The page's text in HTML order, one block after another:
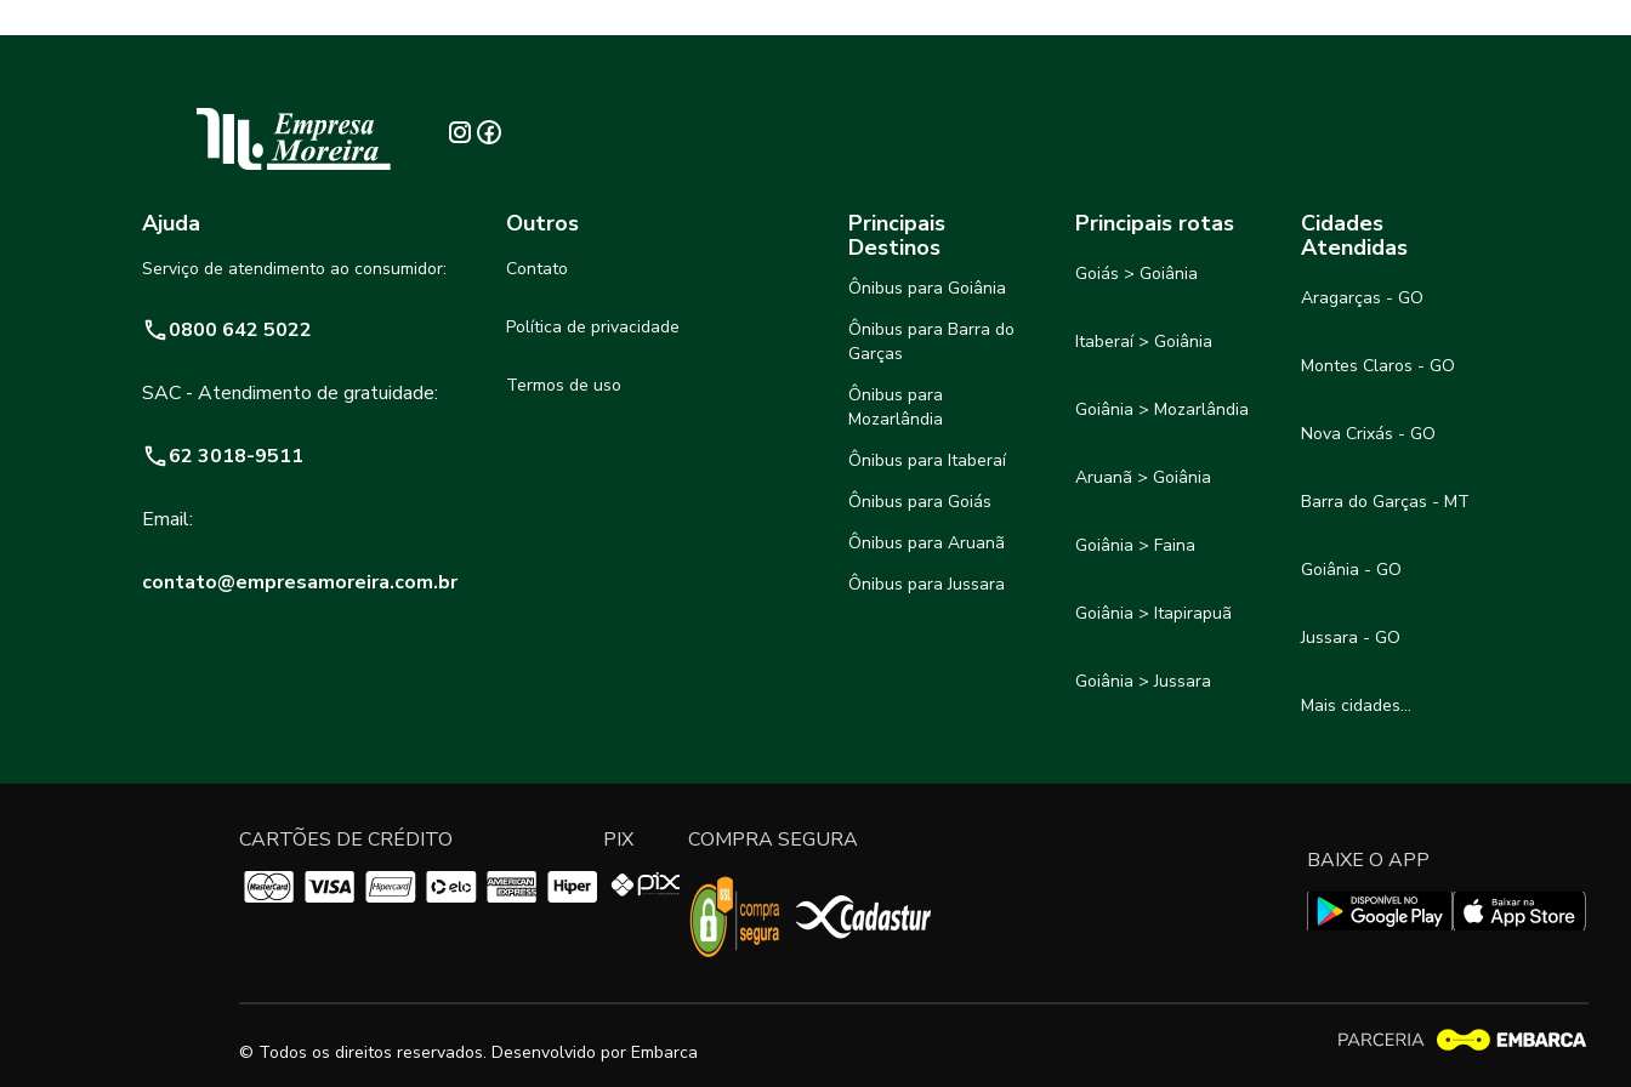
Ajuda
Serviço de atendimento ao consumidor:
0800 642 5022
SAC - Atendimento de gratuidade:
62 3018-9511
Email:
contato@empresamoreira.com.br
Outros
Contato
Política de privacidade
Termos de uso
Principais
Destinos
Ônibus para Goiânia
Ônibus para Barra do
Garças
Ônibus para
Mozarlândia
Ônibus para Itaberaí
Ônibus para Goiás
Ônibus para Aruanã
Ônibus para Jussara
Principais rotas
Goiás > Goiânia
Itaberaí > Goiânia
Goiânia > Mozarlândia
Aruanã > Goiânia
Goiânia > Faina
Goiânia > Itapirapuã
Goiânia > Jussara
Cidades
Atendidas
Aragarças - GO
Montes Claros - GO
Nova Crixás - GO
Barra do Garças - MT
Goiânia - GO
Jussara - GO
Mais cidades...
CARTÕES DE CRÉDITO PIX COMPRA SEGURA
BAIXE O APP
© Todos os direitos reservados. Desenvolvido por Embarca